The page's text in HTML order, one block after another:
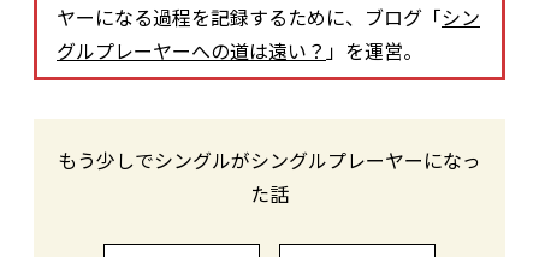
ヤーになる過程を記録するために、ブログ「シン
グルプレーヤーへの道は遠い？」を運営。
もう少しでシングルがシングルプレーヤーになっ
た話